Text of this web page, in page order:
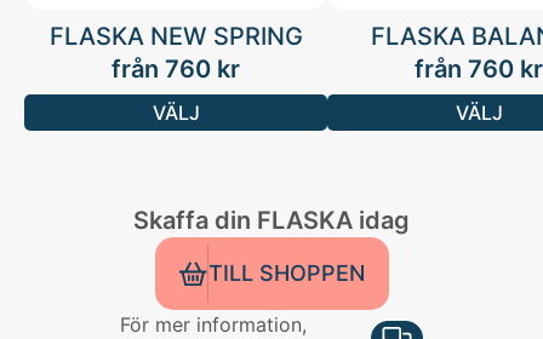
FLASKA NEW SPRING
från 760 kr
VÄLJ
FLASKA
från 760 kr
VÄLJ
Skaffa din FLASKA idag
TILL SHOPPEN
För mer information,